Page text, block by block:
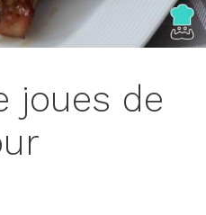
joues de